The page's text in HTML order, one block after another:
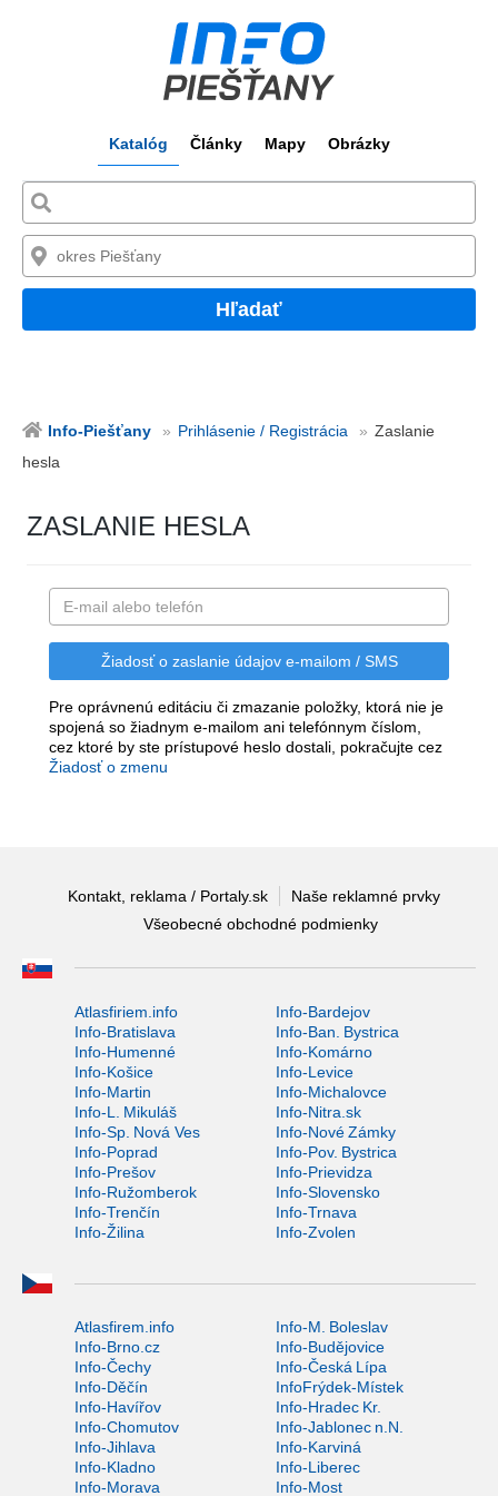
Katalóg Články Mapy Obrázky
Hľadať
Info-Piešťany Prihlásenie / Registrácia
Zaslanie
hesla
ZASLANIE HESLA
Pre oprávnenú editáciu či zmazanie položky, ktorá nie je
spojená so žiadnym e-mailom ani telefónnym číslom,
cez ktoré by ste prístupové heslo dostali, pokračujte cez
Žiadosť o zmenu
Kontakt, reklama / Portaly.sk
Naše reklamné prvky
Všeobecné obchodné podmienky
Atlasfiriem.info
Info-Bardejov
Info-Bratislava
Info-Ban. Bystrica
Info-Humenné
Info-Komárno
Info-Košice
Info-Levice
Info-Martin
Info-Michalovce
Info-L. Mikuláš
Info-Nitra.sk
Info-Sp. Nová Ves
Info-Nové Zámky
Info-Poprad
Info-Pov. Bystrica
Info-Prešov
Info-Prievidza
Info-Ružomberok
Info-Slovensko
Info-Trenčín
Info-Trnava
Info-Žilina
Info-Zvolen
Atlasfirem.info
Info-M. Boleslav
Info-Brno.cz
Info-Budějovice
Info-Čechy
Info-Česká Lípa
Info-Děčín
InfoFrýdek-Místek
Info-Havířov
Info-Hradec Kr.
Info-Chomutov
Info-Jablonec n.N.
Info-Jihlava
Info-Karviná
Info-Kladno
Info-Liberec
Info-Morava
Info-Most